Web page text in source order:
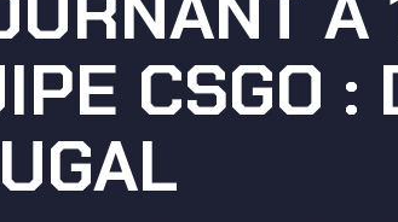
CSGO